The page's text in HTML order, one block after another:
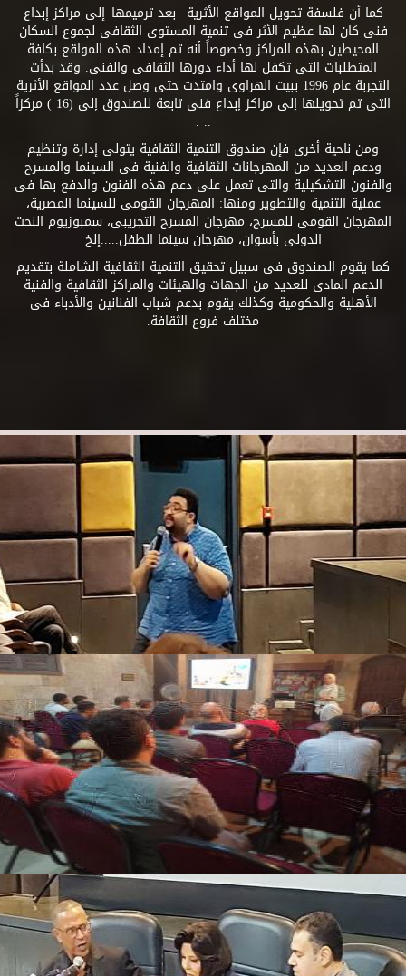
كما أن فلسفة تحويل المواقع الأثرية –بعد ترميمها–إلى مراكز إبداع
فنى كان لها عظيم الأثر فى تنمية المستوى الثقافى لجموع السكان
المحيطين بهذه المراكز وخصوصاً أنه تم إمداد هذه المواقع بكافة
المتطلبات التى تكفل لها أداء دورها الثقافى والفنى. وقد بدأت
التجربة عام 1996 ببيت الهراوى وامتدت حتى وصل عدد المواقع الأثرية
التى تم تحويلها إلى مراكز إبداع فنى تابعة للصندوق إلى (16 ) مركزاً
.. .
ومن ناحية أخرى فإن صندوق التنمية الثقافية يتولى إدارة وتنظيم
ودعم العديد من المهرجانات الثقافية والفنية فى السينما والمسرح
والفنون التشكيلية والتى تعمل على دعم هذه الفنون والدفع بها فى
عملية التنمية والتطوير ومنها: المهرجان القومى للسينما المصرية،
المهرجان القومى للمسرح، مهرجان المسرح التجريبى، سمبوزيوم النحت
الدولى بأسوان، مهرجان سينما الطفل.....إلخ
كما يقوم الصندوق فى سبيل تحقيق التنمية الثقافية الشاملة بتقديم
الدعم المادى للعديد من الجهات والهيئات والمراكز الثقافية والفنية
الأهلية والحكومية وكذلك يقوم بدعم شباب الفنانين والأدباء فى
مختلف فروع الثقافة.